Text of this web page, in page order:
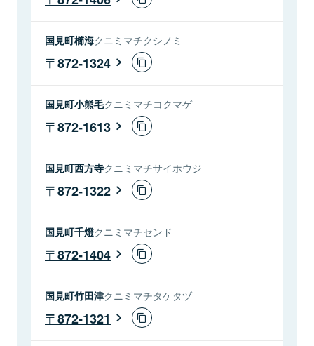
国見町櫛海クニミマチクシノミ
872-1324
国見町小熊毛クニミマチコクマゲ
872-1613
国見町西方寺クニミマチサイホウジ
872-1322
国見町千燈クニミマチセンド
872-1404
国見町竹田津クニミマチタケタヅ
872-1321